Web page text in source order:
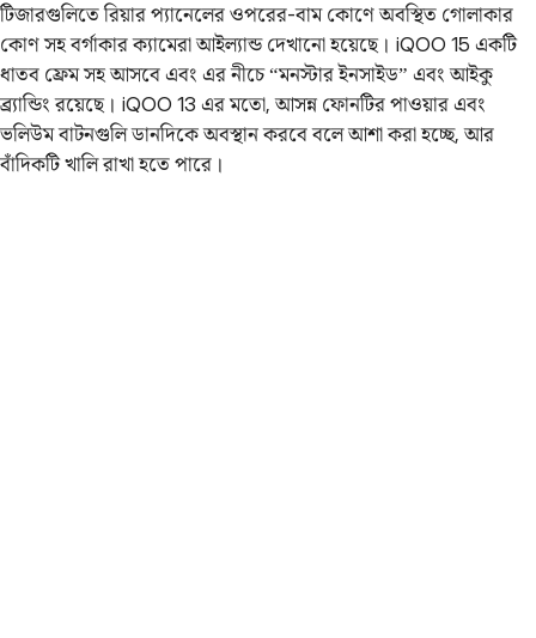
টিজারগুলিতে রিয়ার প্যানেলের ওপরের-বাম কোণে অবস্থিত গোলাকার
কোণ সহ বর্গাকার ক্যামেরা আইল্যান্ড দেখানো হয়েছে। iQOO 15 একটি
ধাতব ফ্রেম সহ আসবে এবং এর নীচে “মনস্টার ইনসাইড” এবং আইকু
ব্র্যান্ডিং রয়েছে। iQOO 13 এর মতো, আসন্ন ফোনটির পাওয়ার এবং
ভলিউম বাটনগুলি ডানদিকে অবস্থান করবে বলে আশা করা হচ্ছে, আর
বাঁদিকটি খালি রাখা হতে পারে।